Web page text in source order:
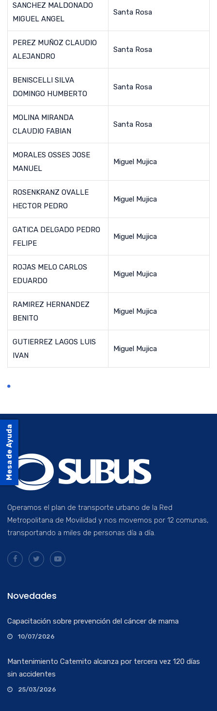
SANCHEZ MALDONADO
MIGUEL ANGEL
Santa Rosa
PEREZ MUÑOZ CLAUDIO
ALEJANDRO
Santa Rosa
BENISCELLI SILVA
DOMINGO HUMBERTO
Santa Rosa
MOLINA MIRANDA
CLAUDIO FABIAN
Santa Rosa
MORALES OSSES JOSE
MANUEL
Miguel Mujica
ROSENKRANZ OVALLE
HECTOR PEDRO
Miguel Mujica
GATICA DELGADO PEDRO
FELIPE
Miguel Mujica
ROJAS MELO CARLOS
EDUARDO
Miguel Mujica
RAMIREZ HERNANDEZ
BENITO
Miguel Mujica
GUTIERREZ LAGOS LUIS
IVAN
Miguel Mujica
Operamos el plan de transporte urbano de la Red
Metropolitana de Movilidad y nos movemos por 12 comunas,
transportando a miles de personas día a día.
Novedades
Capacitación sobre prevención del cáncer de mama
10/07/2026
Mantenimiento Catemito alcanza por tercera vez 120 días
sin accidentes
25/03/2026
Mesa de Ayuda